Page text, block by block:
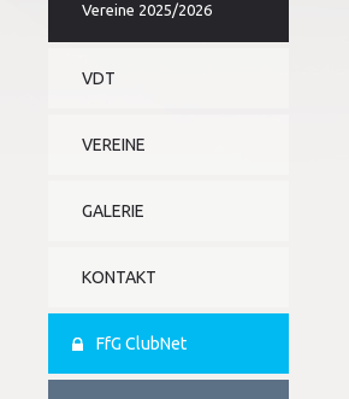
Vereine 2025/2026
VDT
VEREINE
GALERIE
KONTAKT
FfG ClubNet